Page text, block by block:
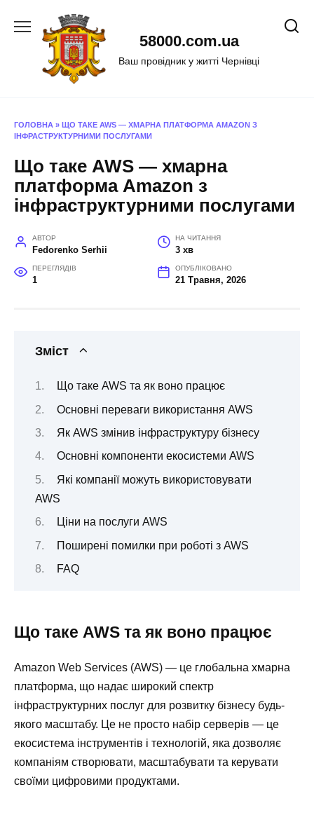
58000.com.ua
Ваш провідник у житті Чернівці
ГОЛОВНА » ЩО ТАКЕ AWS — ХМАРНА ПЛАТФОРМА AMAZON З
ІНФРАСТРУКТУРНИМИ ПОСЛУГАМИ
Що таке AWS — хмарна
платформа Amazon з
інфраструктурними послугами
АВТОР
Fedorenko Serhii
НА ЧИТАННЯ
3 хв
ПЕРЕГЛЯДІВ
1
ОПУБЛІКОВАНО
21 Травня, 2026
Зміст
Що таке AWS та як воно працює
Основні переваги використання AWS
Як AWS змінив інфраструктуру бізнесу
Основні компоненти екосистеми AWS
Які компанії можуть використовувати
AWS
Ціни на послуги AWS
Поширені помилки при роботі з AWS
FAQ
Що таке AWS та як воно працює
Amazon Web Services (AWS) — це глобальна хмарна
платформа, що надає широкий спектр
інфраструктурних послуг для розвитку бізнесу будь-
якого масштабу. Це не просто набір серверів — це
екосистема інструментів і технологій, яка дозволяє
компаніям створювати, масштабувати та керувати
своїми цифровими продуктами.